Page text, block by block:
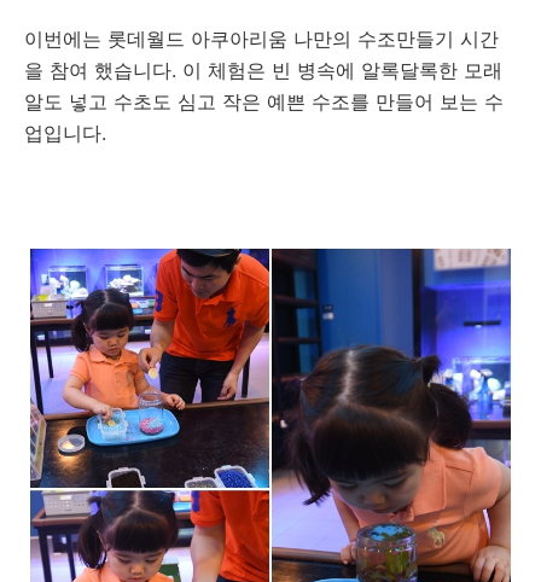
이번에는 롯데월드 아쿠아리움 나만의 수조만들기 시간
을 참여 했습니다. 이 체험은 빈 병속에 알록달록한 모래
알도 넣고 수초도 심고 작은 예쁜 수조를 만들어 보는 수
업입니다.